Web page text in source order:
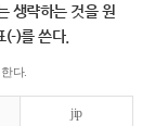
생략하는 것을 원
(-)를 쓴다.
다.
jip